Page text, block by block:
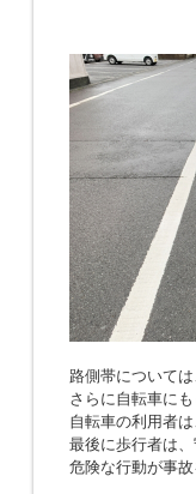
路側帯については
さらに自転車に
自転車の利用者
最後に歩行者は、
危険な行動が事